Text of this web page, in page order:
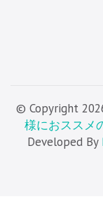
© Copyright
様におススメ
Developed By